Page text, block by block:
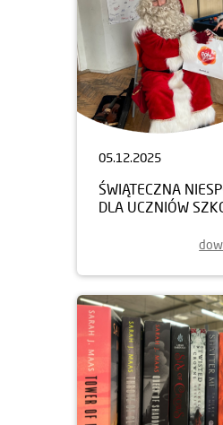
05.12.2025
ŚWIĄTECZNA
DLA UCZNIÓW